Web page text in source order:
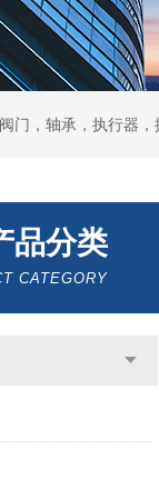
门，轴承，执行器
品分类
CATEGORY